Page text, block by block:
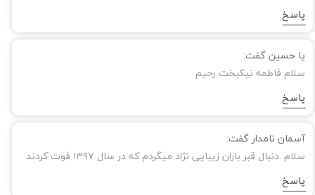
پاسخ
یا حسین گفت:
سلام فاطمه نیکبخت رحیم
پاسخ
آسمان نامدار گفت:
سلام .دنبال قبر باران زیبایی نژاد میگردم که در سال ۱۳۹۷ فوت کردند
پاسخ